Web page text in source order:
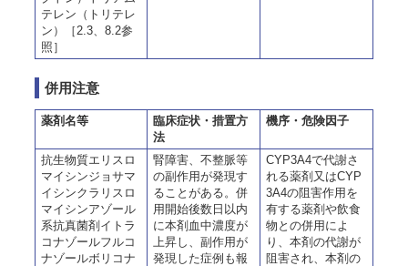
テレン（トリテレ
ン）［2.3、8.2参
照］
併用注意
薬剤名等
臨床症状・措置方
法
機序・危険因子
抗生物質エリスロ
マイシンジョサマ
イシンクラリスロ
マイシンアゾール
系抗真菌剤イトラ
コナゾールフルコ
ナゾールボリコナ
腎障害、不整脈等
の副作用が発現す
ることがある。併
用開始後数日以内
に本剤血中濃度が
上昇し、副作用が
発現した症例も報
CYP3A4で代謝さ
れる薬剤又はCYP
3A4の阻害作用を
有する薬剤や飲食
物との併用によ
り、本剤の代謝が
阻害され、本剤の